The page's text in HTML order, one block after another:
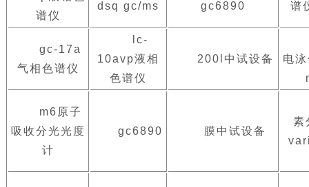
谱仪
dsq gc/ms gc6890 谱
gc-17a
气相色谱仪
lc-
10avp液相
色谱仪
200l中试设备
电
m6原子
吸收分光光度
计
gc6890 膜中试设备
素